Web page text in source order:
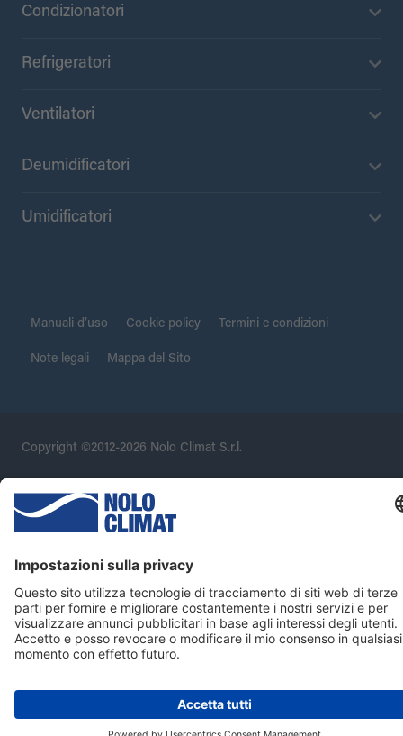
Condizionatori
Refrigeratori
Ventilatori
Deumidificatori
Umidificatori
Manuali d’uso Cookie policy Termini e condizioni
Note legali Mappa del Sito
Copyright ©2012-2026 Nolo Climat S.r.l.